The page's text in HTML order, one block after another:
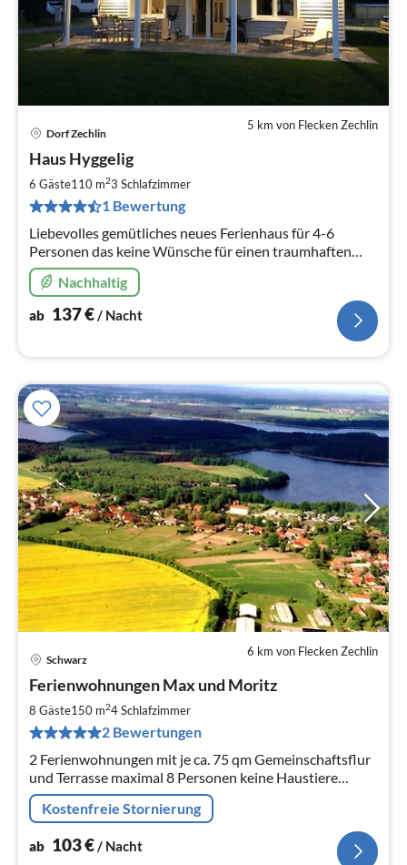
5 km von Flecken Zechlin
Dorf Zechlin
Haus Hyggelig
6 Gäste110 m23 Schlafzimmer
1 Bewertung
Liebevolles gemütliches neues Ferienhaus für 4-6
Personen das keine Wünsche für einen traumhaften
Urlaub offen lässt.
Nachhaltig
ab 137€/ Nacht
6 km von Flecken Zechlin
Schwarz
Ferienwohnungen Max und Moritz
8 Gäste150 m24Schlafzimmer
2 Bewertungen
2 Ferienwohnungen mit je ca. 75 qm Gemeinschaftsflur
und Terrasse maximal 8 Personen keine Haustiere
Vermietung vom 01.04. bis 31.10. 2025 Andere Zeiten
auf Anfrage
Kostenfreie Stornierung
ab 103€/ Nacht